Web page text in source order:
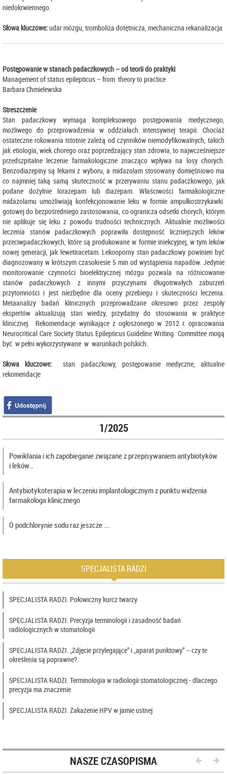
niedokrwiennego.
Słowa kluczowe:udar mózgu, tromboliza dotętnicza, mechaniczna rekanalizacja
Postępowanie w stanach padaczkowych – od teorii do praktyki
Management of status epilepticus – from theory to practice
Barbara Chmielewska
Streszczenie
Stan padaczkowy wymaga kompleksowego postępowania medycznego,
możliwego do przeprowadzenia w oddziałach intensywnej terapii. Chociaż
ostateczne rokowania istotnie zależą od czynników niemodyfikowalnych, takich
jak etiologia, wiek chorego oraz poprzedzający stan zdrowia, to najwcześniejsze
przedszpitalne leczenie farmakologiczne znacząco wpływa na losy chorych.
Benzodiazepiny są lekami z wyboru, a midazolam stosowany domięśniowo ma
co najmniej taką samą skuteczność w przerywaniu stanu padaczkowego, jak
podane dożylnie lorazepam lub diazepam. Właściwości farmakologiczne
midazolamu umożliwiają konfekcjonowanie leku w formie ampułkostrzykawki
gotowej do bezpośredniego zastosowania, co ogranicza odsetki chorych, którym
nie aplikuje się leku z powodu trudności technicznych. Aktualnie możliwości
leczenia stanów padaczkowych poprawiła dostępność liczniejszych leków
przeciwpadaczkowych, które są produkowane w formie iniekcyjnej, w tym leków
nowej generacji, jak lewetiracetam. Lekooporny stan padaczkowy powinien być
diagnozowany w krótszym czasokresie 5 min od wystąpienia napadów. Jedynie
monitorowanie czynności bioelektrycznej mózgu pozwala na różnicowanie
stanów padaczkowych z innymi przyczynami długotrwałych zaburzeń
przytomności i jest niezbędne dla oceny przebiegu i skuteczności leczenia.
Metaanalizy badań klinicznych przeprowadzane okresowo przez zespoły
ekspertów aktualizują stan wiedzy, przydatny do stosowania w praktyce
klinicznej. Rekomendacje wynikające z ogłoszonego w 2012 r. opracowania
Neurocritical Care Society Status Epilepticus Guideline Writing Committee mogą
być w pełni wykorzystywane w warunkach polskich.
Słowa kluczowe: stan padaczkowy, postępowanie medyczne, aktualne
rekomendacje
1/2025
Powikłania i ich zapobieganie związane z przepisywaniem antybiotyków
i leków…
Antybiotykoterapia w leczeniu implantologicznym z punktu widzenia
farmakologa klinicznego
O podchlorynie sodu raz jeszcze ….
SPECJALISTA RADZI
SPECJALISTA RADZI. Połowiczny kurcz twarzy
SPECJALISTA RADZI. Precyzja terminologii i zasadność badań
radiologicznych w stomatologii
SPECJALISTA RADZI. „Zdjęcie przylegające” i „aparat punktowy” – czy te
określenia są poprawne?
SPECJALISTA RADZI. Terminologia w radiologii stomatologicznej - dlaczego
precyzja ma znaczenie
SPECJALISTA RADZI. Zakażenie HPV w jamie ustnej
NASZE CZASOPISMA